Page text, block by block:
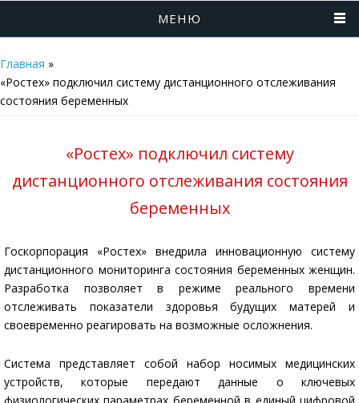
МЕНЮ
Главная »
«Ростех» подключил систему дистанционного отслеживания
состояния беременных
«Ростех» подключил систему
дистанционного отслеживания состояния
беременных
Госкорпорация «Ростех» внедрила инновационную систему
дистанционного мониторинга состояния беременных женщин.
Разработка позволяет в режиме реального времени
отслеживать показатели здоровья будущих матерей и
своевременно реагировать на возможные осложнения.
Система представляет собой набор носимых медицинских
устройств, которые передают данные о ключевых